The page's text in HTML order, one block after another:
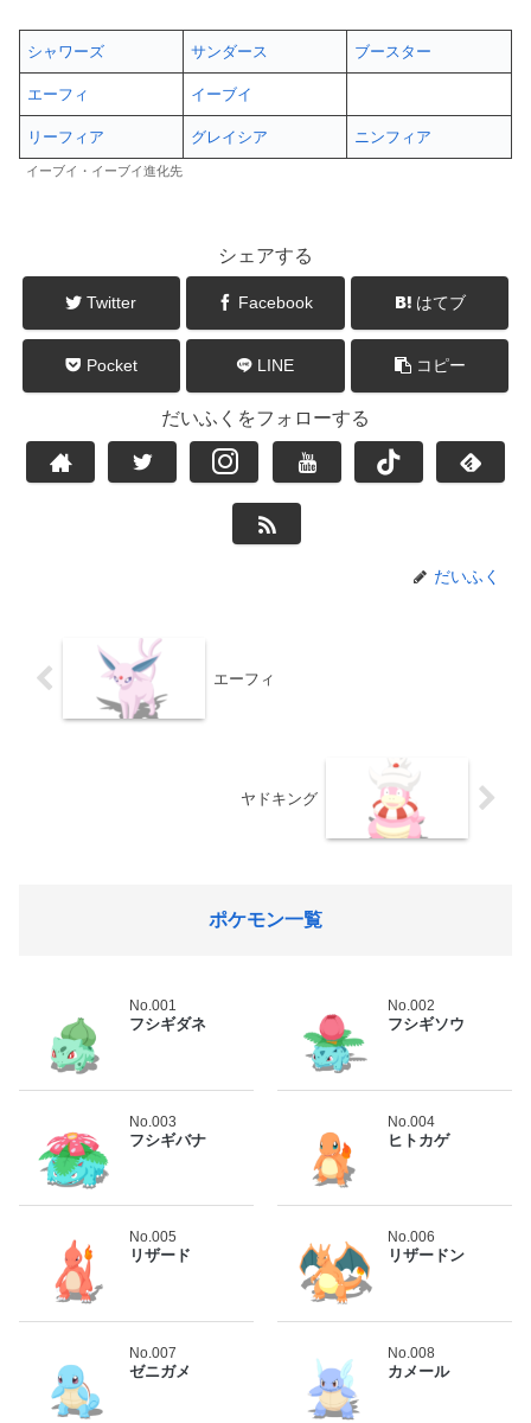
シャワーズ サンダース ブースター
エーフィ イーブイ
リーフィア グレイシア ニンフィア
イーブイ・イーブイ進化先
シェアする
Twitter Facebook はてブ
Pocket LINE コピー
だいふくをフォローする
だいふく
エーフィ
ヤドキング
ポケモン一覧
No.001
フシギダネ
No.002
フシギソウ
No.003
フシギバナ
No.004
ヒトカゲ
No.005
リザード
No.006
リザードン
No.007
ゼニガメ
No.008
カメール